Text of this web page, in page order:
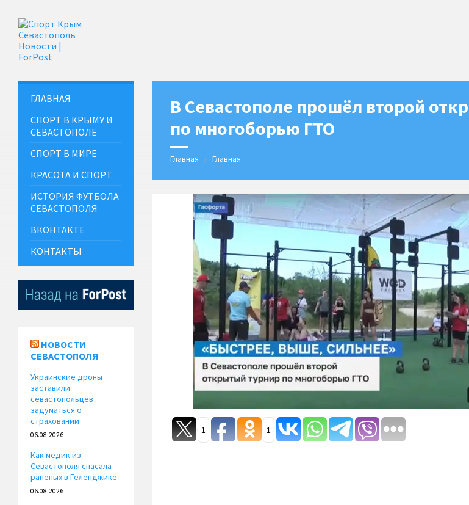
В Севастополе прошёл второй
по многоборью ГТО
Главная Главная
1 1
ГЛАВНАЯ
СПОРТ В КРЫМУ И
СЕВАСТОПОЛЕ
СПОРТ В МИРЕ
КРАСОТА И СПОРТ
ИСТОРИЯ ФУТБОЛА
СЕВАСТОПОЛЯ
ВКОНТАКТЕ
КОНТАКТЫ
НОВОСТИ
СЕВАСТОПОЛЯ
Украинские дроны
заставили
севастопольцев
задуматься о
страховании
06.08.2026
Как медик из
Севастополя спасала
раненых в Геленджике
06.08.2026